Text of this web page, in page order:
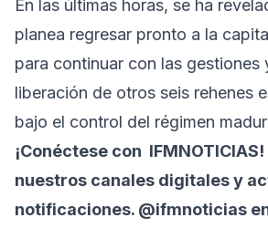
En las últimas horas, se ha
planea regresar pronto a la
para continuar con las gestiones
liberación de otros seis rehenes
bajo el control del régimen
¡Conéctese con IFMNOTICIAS
nuestros canales digitales y
notificaciones. @ifmnoticias